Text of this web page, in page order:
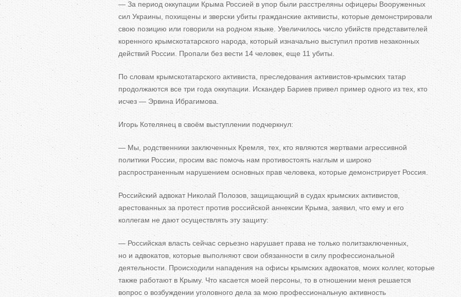
— За период оккупации Крыма Россией в упор были расстреляны офицеры Вооруженных
сил Украины, похищены и зверски убиты гражданские активисты, которые демонстрировали
свою позицию или говорили на родном языке. Увеличилось число убийств представителей
коренного крымскотатарского народа, который изначально выступил против незаконных
действий России. Пропали без вести 14 человек, еще 11 убиты.
По словам крымскотатарского активиста, преследования активистов-крымских татар
продолжаются все три года оккупации. Искандер Бариев привел пример одного из тех, кто
исчез — Эрвина Ибрагимова.
Игорь Котелянец в своём выступлении подчеркнул:
— Мы, родственники заключенных Кремля, тех, кто являются жертвами агрессивной
политики России, просим вас помочь нам противостоять наглым и широко
распространенным нарушением основных прав человека, которые демонстрирует Россия.
Российский адвокат Николай Полозов, защищающий в судах крымских активистов,
арестованных за протест против российской аннексии Крыма, заявил, что ему и его
коллегам не дают осуществлять эту защиту:
— Российская власть сейчас серьезно нарушает права не только политзаключенных,
но и адвокатов, которые выполняют свои обязанности в силу профессиональной
деятельности. Происходили нападения на офисы крымских адвокатов, моих коллег, которые
также работают в Крыму. Что касается моей персоны, то в отношении меня решается
вопрос о возбуждении уголовного дела за мою профессиональную активность